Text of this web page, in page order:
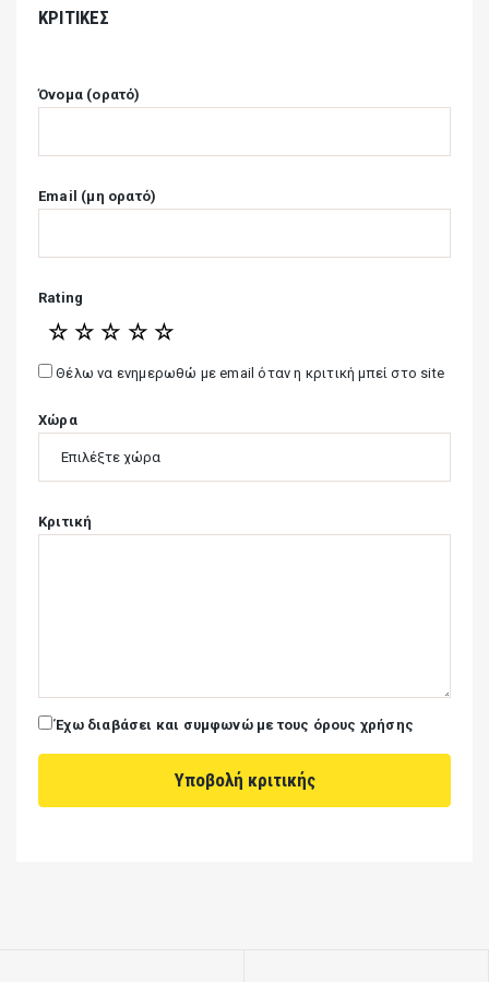
ΚΡΙΤΙΚΈΣ
Όνομα (ορατό)
Email (μη ορατό)
Rating
☆
☆
☆
☆
☆
Θέλω να ενημερωθώ με email όταν η κριτική μπεί στο site
Χώρα
Κριτική
Έχω διαβάσει και συμφωνώ με τους όρους χρήσης